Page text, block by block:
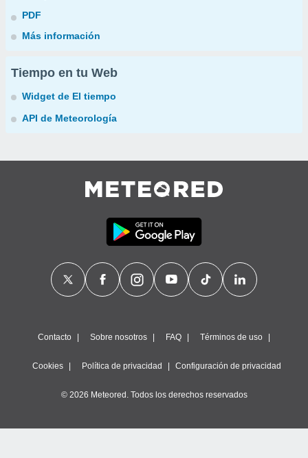
PDF
Más información
Tiempo en tu Web
Widget de El tiempo
API de Meteorología
Contacto Sobre nosotros FAQ Términos de uso
Cookies Política de privacidad Configuración de privacidad
© 2026 Meteored. Todos los derechos reservados